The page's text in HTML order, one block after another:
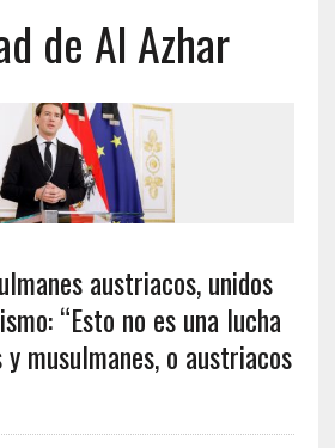
de Al Azhar
austriacos, unidos
“Esto no es una lucha
musulmanes, o austriacos